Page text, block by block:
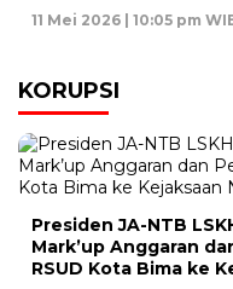
11 Mei 2026 | 10:05 pm
KORUPSI
Presiden JA-NTB
Mark’up Anggaran
RSUD Kota Bima ke